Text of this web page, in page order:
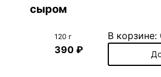
сыром
120 г
390 ₽
В корзине: